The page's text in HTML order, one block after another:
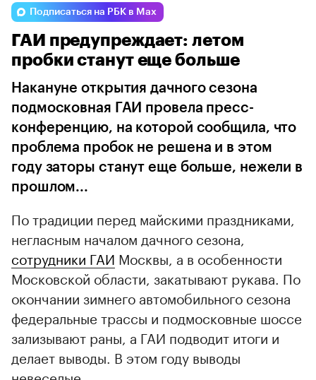
Haval Voyah Geely
Подписаться на РБК в Max
ГАИ предупреждает: летом
пробки станут еще больше
Накануне открытия дачного сезона
подмосковная ГАИ провела пресс-
конференцию, на которой сообщила, что
проблема пробок не решена и в этом
году заторы станут еще больше, нежели в
прошлом...
По традиции перед майскими праздниками,
негласным началом дачного сезона,
сотрудники ГАИ Москвы, а в особенности
Московской области, закатывают рукава. По
окончании зимнего автомобильного сезона
федеральные трассы и подмосковные шоссе
зализывают раны, а ГАИ подводит итоги и
делает выводы. В этом году выводы